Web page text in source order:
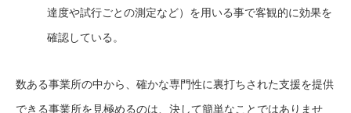
達度や試行ごとの測定など）を用いる事で客観的に効果を
確認している。
数ある事業所の中から、確かな専門性に裏打ちされた支援を提供
できる事業所を見極めるのは、決して簡単なことではありませ